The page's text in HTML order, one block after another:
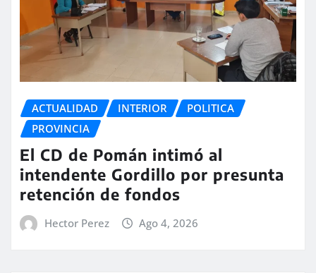
ACTUALIDAD INTERIOR
POLITICA
PROVINCIA
El CD de Pomán intimó al
intendente Gordillo por presunta
retención de fondos
Hector Perez Ago 4, 2026